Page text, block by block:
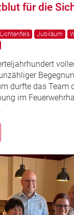
für die
Jubiläum
durfte das Team
im